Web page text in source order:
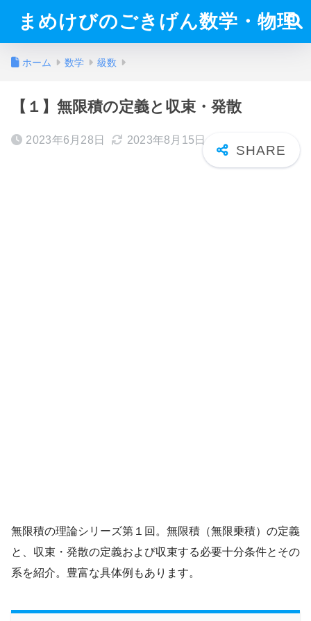
まめけびのごきげん数学・物理
ホーム 数学 級数
【１】無限積の定義と収束・発散
2023年6月28日 2023年8月15日
無限積の理論シリーズ第１回。無限積（無限乗積）の定義
と、収束・発散の定義および収束する必要十分条件とその
系を紹介。豊富な具体例もあります。